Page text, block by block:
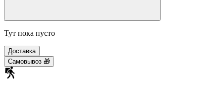
Тут пока пусто
Доставка
Самовывоз 🎁